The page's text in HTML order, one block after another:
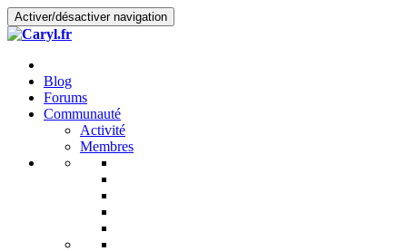
Activer/désactiver navigation
Blog
Forums
Communauté
Activité
Membres